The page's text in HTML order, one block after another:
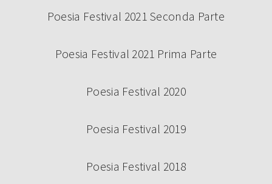
Poesia Festival 2021 Seconda Parte
Poesia Festival 2021 Prima Parte
Poesia Festival 2020
Poesia Festival 2019
Poesia Festival 2018